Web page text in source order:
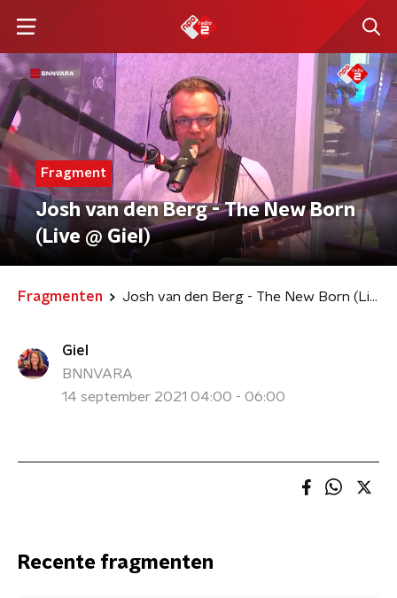
Fragment
Josh van den Berg - The New Born
(Live @ Giel)
Fragmenten Josh van den Berg - The New Born (Live @ Giel)
Giel
BNNVARA
14 september 2021 04:00 - 06:00
Recente fragmenten